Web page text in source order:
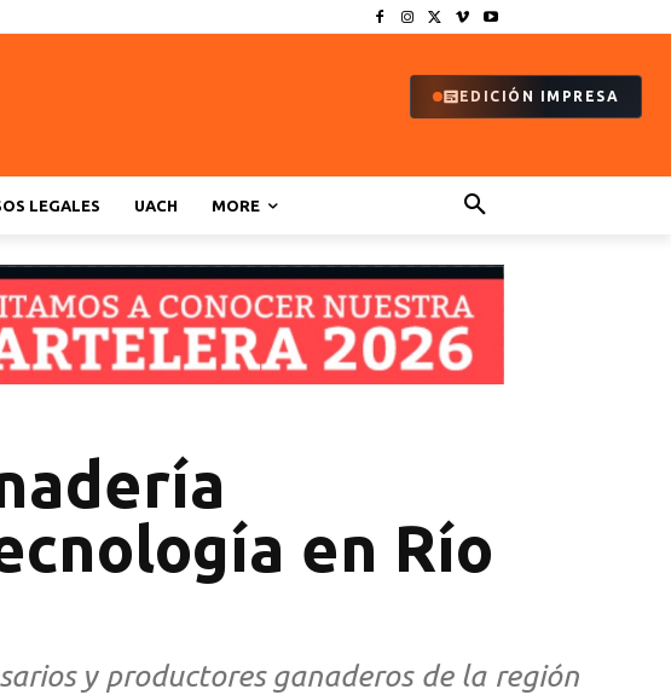
EDICIÓN IMPRESA
LEGALES UACH MORE
en Río
y productores ganaderos de la región